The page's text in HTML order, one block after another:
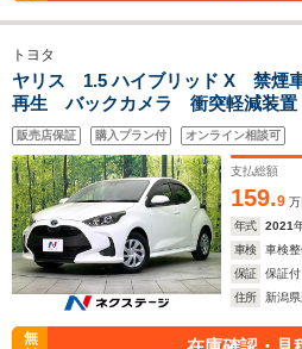
トヨタ
ヤリス 1.5 ハイブリッド X 禁
再生 バックカメラ 衝突軽減装
トライト オートエアコン ETC
置 プライバシーガラス
販売店保証 購入プラン付 オンライン相談可
支払総額
159.9 万
年式
2021
車検
車検
保証
保証付
住所
新潟
無